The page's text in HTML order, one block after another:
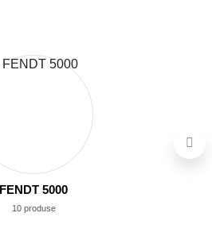
FENDT 5000
10 produse